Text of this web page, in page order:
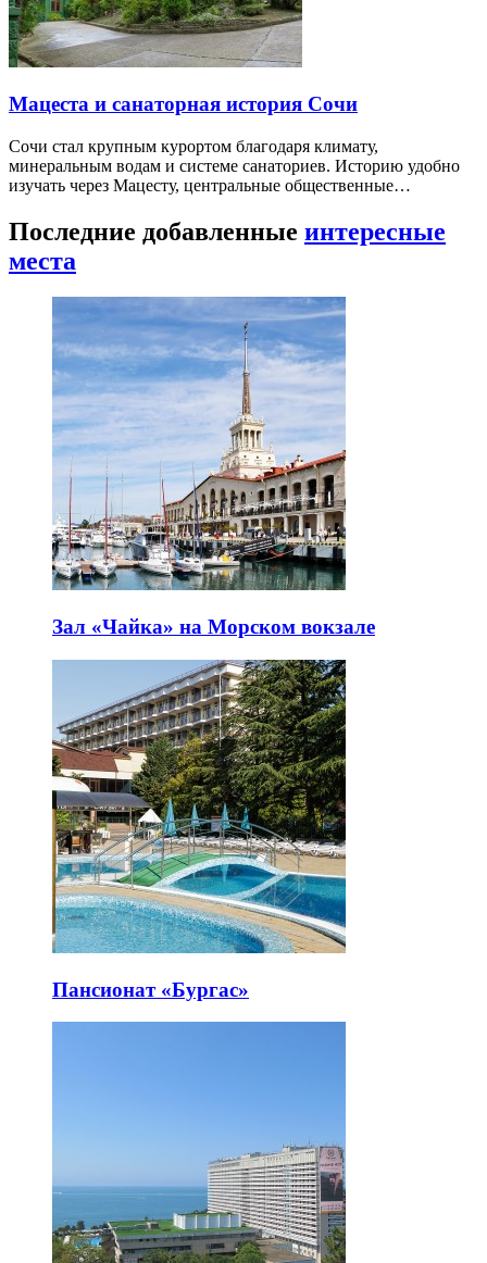
Мацеста и санаторная история Сочи
Сочи стал крупным курортом благодаря климату,
минеральным водам и системе санаториев. Историю удобно
изучать через Мацесту, центральные общественные…
Последние добавленные интересные
места
Зал «Чайка» на Морском вокзале
Пансионат «Бургас»